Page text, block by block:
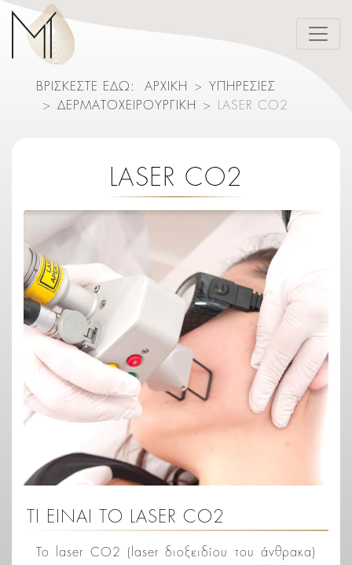
ΒΡΙΣΚΕΣΤΕ ΕΔΩ: ΑΡΧΙΚΗ
ΥΠΗΡΕΣΙΕΣ
ΔΕΡΜΑΤΟΧΕΙΡΟΥΡΓΙΚΗ
LASER CO2
LASER CO2
ΤΙ ΕΙΝΑΙ ΤΟ LASER CO2
Το laser CO2 (laser διοξειδίου του άνθρακα)